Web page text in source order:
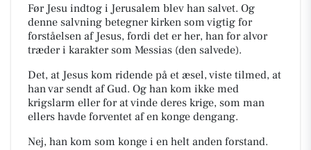
Før Jesu indtog i Jerusalem blev han salvet. Og
denne salvning betegner kirken som vigtig for
forståelsen af Jesus, fordi det er her, han for alvor
træder i karakter som Messias (den salvede).
Det, at Jesus kom ridende på et æsel, viste tilmed, at
han var sendt af Gud. Og han kom ikke med
krigslarm eller for at vinde deres krige, som man
ellers havde forventet af en konge dengang.
Nej, han kom som konge i en helt anden forstand.